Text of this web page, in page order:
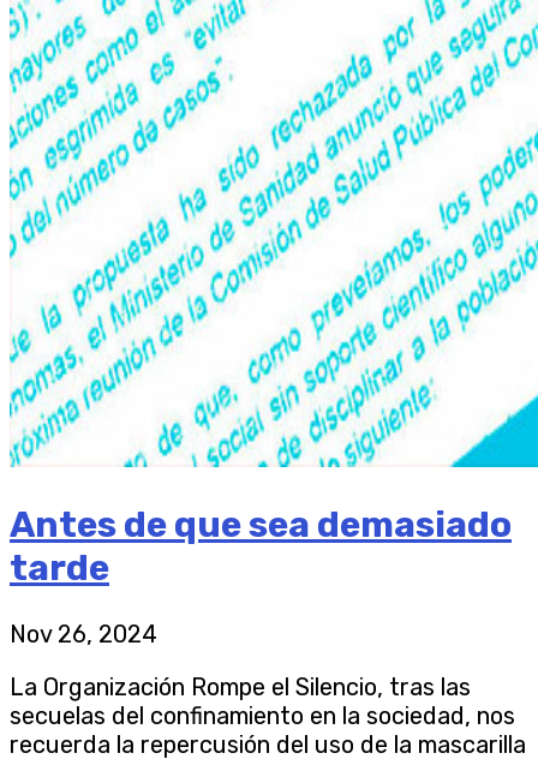
Antes de que sea demasiado
tarde
Nov 26, 2024
La Organización Rompe el Silencio, tras las
secuelas del confinamiento en la sociedad, nos
recuerda la repercusión del uso de la mascarilla